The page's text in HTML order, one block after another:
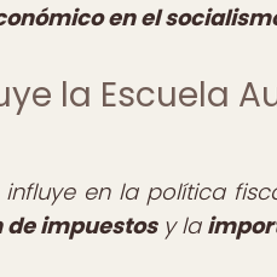
en el
la Escuela
influye en la política
impuestosy la